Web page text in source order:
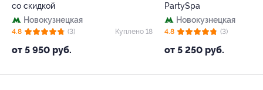
со скидкой
Новокузнецкая
от 5 950 руб.
4.8 (3) Куплено 18
PartySpa
Новокузнецкая
от 5 250 руб.
4.8 (3)